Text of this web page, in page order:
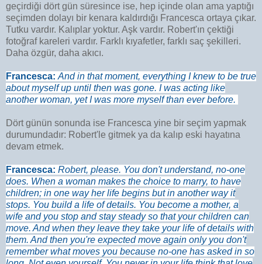
geçirdiği dört gün süresince ise, hep içinde olan ama yaptığı
seçimden dolayı bir kenara kaldırdığı Francesca ortaya çıkar.
Tutku vardır. Kalıplar yoktur. Aşk vardır. Robert'ın çektiği
fotoğraf kareleri vardır. Farklı kıyafetler, farklı saç şekilleri.
Daha özgür, daha akıcı.
Francesca: And in that moment, everything I knew to be true
about myself up until then was gone. I was acting like
another woman, yet I was more myself than ever before.
Dört günün sonunda ise Francesca yine bir seçim yapmak
durumundadır: Robert'le gitmek ya da kalıp eski hayatına
devam etmek.
Francesca: Robert, please. You don't understand, no-one
does. When a woman makes the choice to marry, to have
children; in one way her life begins but in another way it
stops. You build a life of details. You become a mother, a
wife and you stop and stay steady so that your children can
move. And when they leave they take your life of details with
them. And then you're expected move again only you don't
remember what moves you because no-one has asked in so